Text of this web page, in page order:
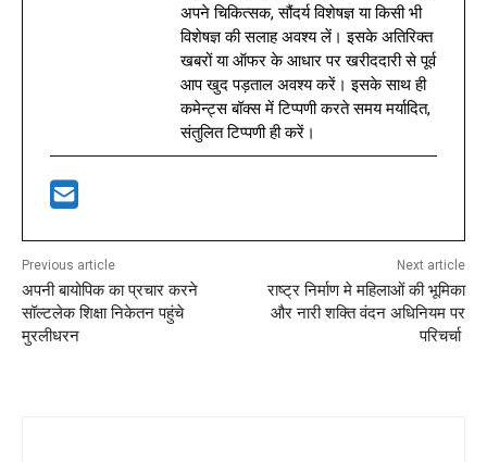
अपने चिकित्सक, सौंदर्य विशेषज्ञ या किसी भी
विशेषज्ञ की सलाह अवश्य लें। इसके अतिरिक्त
खबरों या ऑफर के आधार पर खरीददारी से पूर्व
आप खुद पड़ताल अवश्य करें। इसके साथ ही
कमेन्ट्स बॉक्स में टिप्पणी करते समय मर्यादित,
संतुलित टिप्पणी ही करें।
Previous article
अपनी बायोपिक का प्रचार करने
सॉल्टलेक शिक्षा निकेतन पहुंचे
मुरलीधरन
Next article
राष्ट्र निर्माण मे महिलाओं की भूमिका
और नारी शक्ति वंदन अधिनियम पर
परिचर्चा